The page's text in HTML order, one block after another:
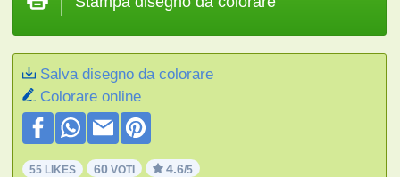
Salva disegno da colorare
Colorare online
55 LIKES 60 VOTI 4.6/5